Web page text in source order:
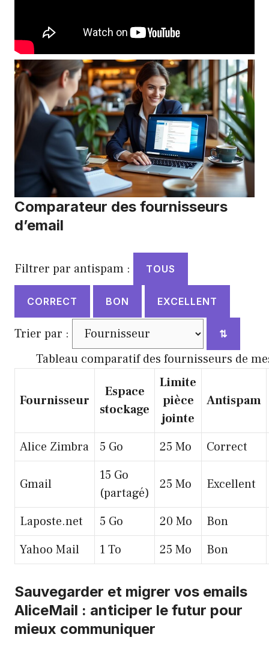
Comparateur des fournisseurs
d’email
Filtrer par antispam : TOUS
CORRECT BON EXCELLENT
Trier par : ⇅
Tableau comparatif des fournisseurs de
Fournisseur
Espace
stockage
Limite
pièce
jointe
Antispam
Alice Zimbra 5 Go 25 Mo Correct
Gmail
15 Go
(partagé)
25 Mo Excellent
Laposte.net 5 Go 20 Mo
Bon
Yahoo Mail
1 To 25 Mo Bon
Sauvegarder et migrer vos emails
AliceMail : anticiper le futur pour
mieux communiquer